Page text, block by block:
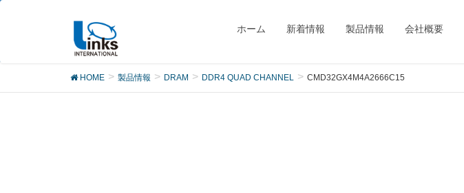
ホーム 新着情報 製品情報 会社概要
製品
HOME 製品情報 DRAM DDR4 QUAD CHANNEL CMD32GX4M4A2666C15